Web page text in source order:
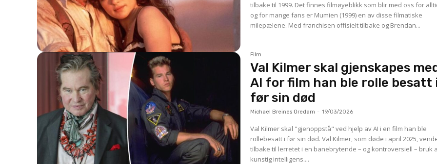
tilbake til 1999. Det finnes filmøyeblikk som blir med oss for alltid –
og for mange fans er Mumien (1999) en av disse filmatiske
milepælene. Med franchisen offisielt tilbake og Brendan...
Film
Val Kilmer skal gjenskapes
AI for film han ble rolle besatt
før sin død
Michael Breines Oredam - 19/03/2026
Val Kilmer skal "gjenoppstå" ved hjelp av AI i en film han ble
rollebesatt i før sin død. Val Kilmer, som døde i april 2025, vender
tilbake til lerretet i en banebrytende – og kontroversiell – bruk
kunstig intelligens....